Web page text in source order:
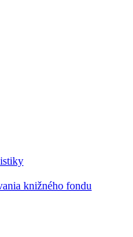
knižného fondu